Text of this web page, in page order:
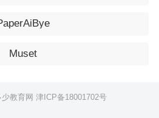
Muset
教育网 津ICP备18001702号